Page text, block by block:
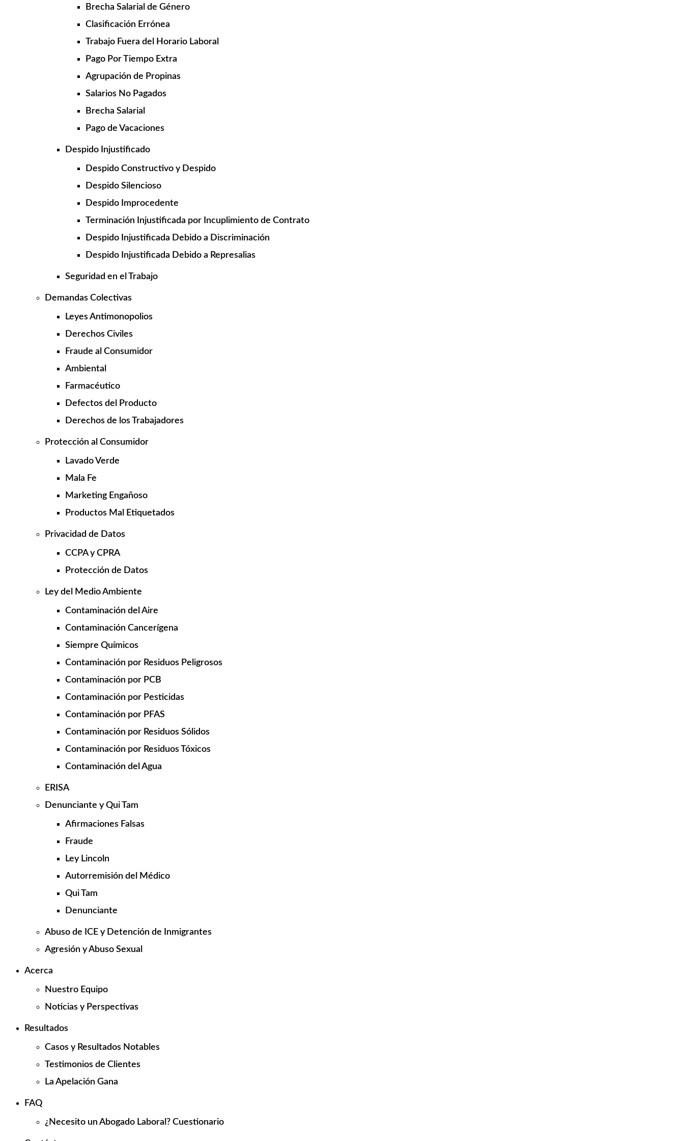
Brecha Salarial de Género
Clasificación Errónea
Trabajo Fuera del Horario Laboral
Pago Por Tiempo Extra
Agrupación de Propinas
Salarios No Pagados
Brecha Salarial
Pago de Vacaciones
Despido Injustificado
Despido Constructivo y Despido
Despido Silencioso
Despido Improcedente
Terminación Injustificada por Incuplimiento de Contrato
Despido Injustificada Debido a Discriminación
Despido Injustificada Debido a Represalias
Seguridad en el Trabajo
Demandas Colectivas
Leyes Antimonopolios
Derechos Civiles
Fraude al Consumidor
Ambiental
Farmacéutico
Defectos del Producto
Derechos de los Trabajadores
Protección al Consumidor
Lavado Verde
Mala Fe
Marketing Engañoso
Productos Mal Etiquetados
Privacidad de Datos
CCPA y CPRA
Protección de Datos
Ley del Medio Ambiente
Contaminación del Aire
Contaminación Cancerígena
Siempre Químicos
Contaminación por Residuos Peligrosos
Contaminación por PCB
Contaminación por Pesticidas
Contaminación por PFAS
Contaminación por Residuos Sólidos
Contaminación por Residuos Tóxicos
Contaminación del Agua
ERISA
Denunciante y Qui Tam
Afirmaciones Falsas
Fraude
Ley Lincoln
Autorremisión del Médico
Qui Tam
Denunciante
Abuso de ICE y Detención de Inmigrantes
Agresión y Abuso Sexual
Acerca
Nuestro Equipo
Noticias y Perspectivas
Resultados
Casos y Resultados Notables
Testimonios de Clientes
La Apelación Gana
FAQ
¿Necesito un Abogado Laboral? Cuestionario